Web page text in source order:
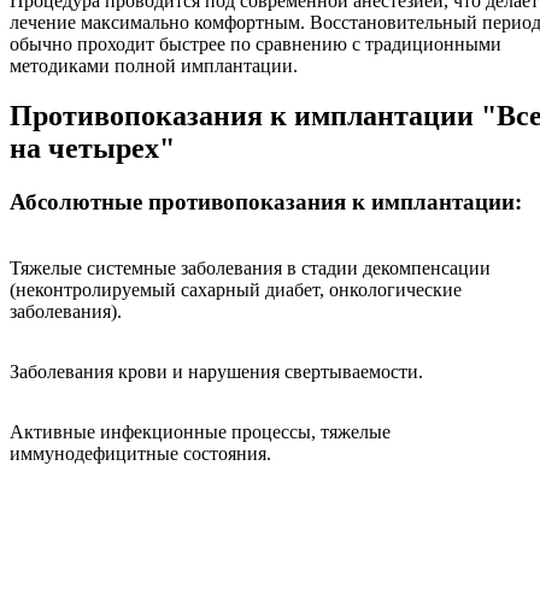
лечение максимально комфортным. Восстановительный период
обычно проходит быстрее по сравнению с традиционными
методиками полной имплантации.
Противопоказания к имплантации
на четырех"
Абсолютные противопоказания к имплантации:
Тяжелые системные заболевания в стадии декомпенсации
(неконтролируемый сахарный диабет, онкологические
заболевания).
Заболевания крови и нарушения свертываемости.
Активные инфекционные процессы, тяжелые
иммунодефицитные состояния.